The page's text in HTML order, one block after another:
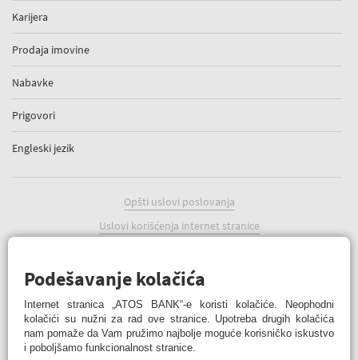
Karijera
Prodaja imovine
Nabavke
Prigovori
Engleski jezik
Opšti uslovi poslovanja
Uslovi korišćenja internet stranice
Podešavanje kolačića
Podešavanje kolačića
Internet stranica „ATOS BANK“-e koristi kolačiće. Neophodni
kolačići su nužni za rad ove stranice. Upotreba drugih kolačića
nam pomaže da Vam pružimo najbolje moguće korisničko iskustvo
i poboljšamo funkcionalnost stranice.